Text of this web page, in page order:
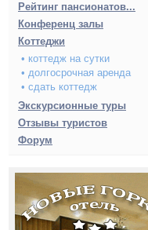
Рейтинг пансионатов...
Конференц залы
Коттеджи
• коттедж на сутки
• долгосрочная аренда
• сдать коттедж
Экскурсионные туры
Отзывы туристов
Форум